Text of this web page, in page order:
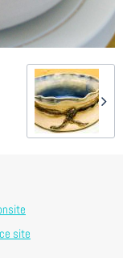
site